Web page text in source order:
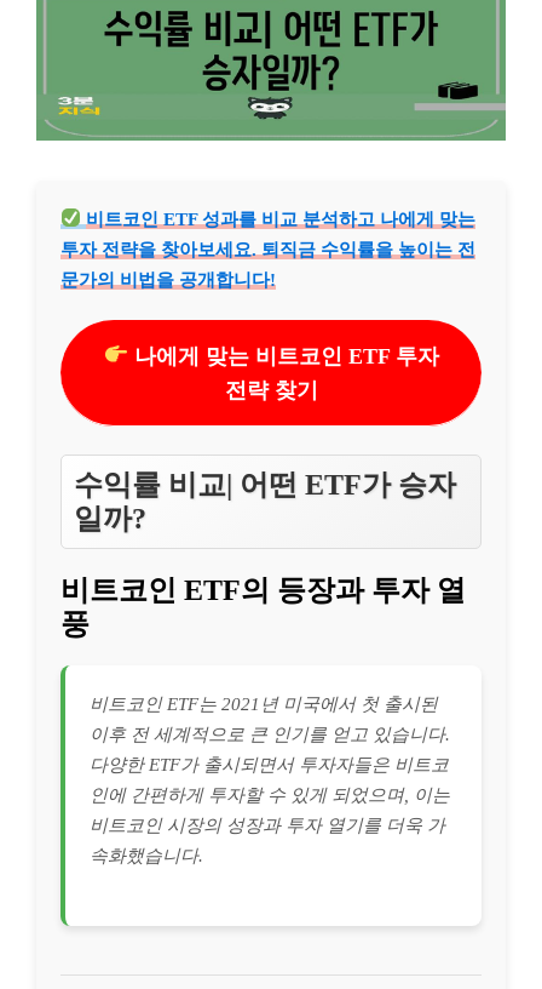
비트코인 ETF 성과를 비교 분석하고 나에게 맞는
투자 전략을 찾아보세요. 퇴직금 수익률을 높이는 전
문가의 비법을 공개합니다!
나에게 맞는 비트코인 ETF 투자
전략 찾기
수익률 비교| 어떤 ETF가 승자
일까?
비트코인 ETF의 등장과 투자 열
풍
비트코인 ETF는 2021년 미국에서 첫 출시된
이후 전 세계적으로 큰 인기를 얻고 있습니다.
다양한 ETF가 출시되면서 투자자들은 비트코
인에 간편하게 투자할 수 있게 되었으며, 이는
비트코인 시장의 성장과 투자 열기를 더욱 가
속화했습니다.